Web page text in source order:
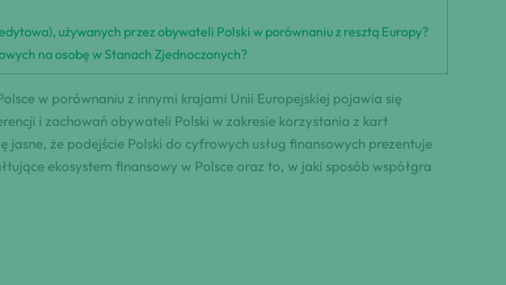
używanych przez obywateli Polski w porównaniu z resztą Europy?
na osobę w Stanach Zjednoczonych?
w porównaniu z innymi krajami Unii Europejskiej pojawia się
i zachowań obywateli Polski w zakresie korzystania z kart
że podejście Polski do cyfrowych usług finansowych prezentuje
ekosystem finansowy w Polsce oraz to, w jaki sposób współgra